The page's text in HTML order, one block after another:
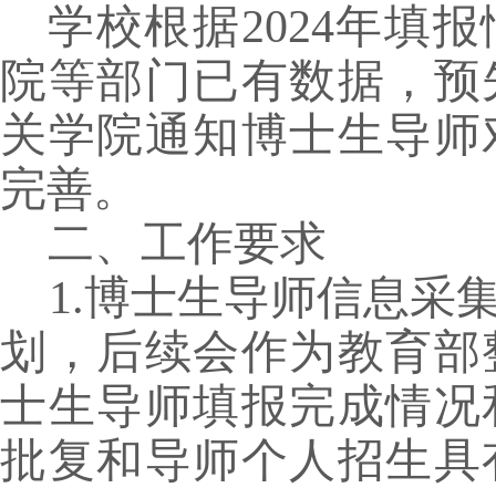
学校根据2024年填报
院等部门已有数据，
关学院通知博士生导
完善。
二、工作要求
1.博士生导师信息采
划，后续会作为教育
士生导师填报完成情
批复和导师个人招生